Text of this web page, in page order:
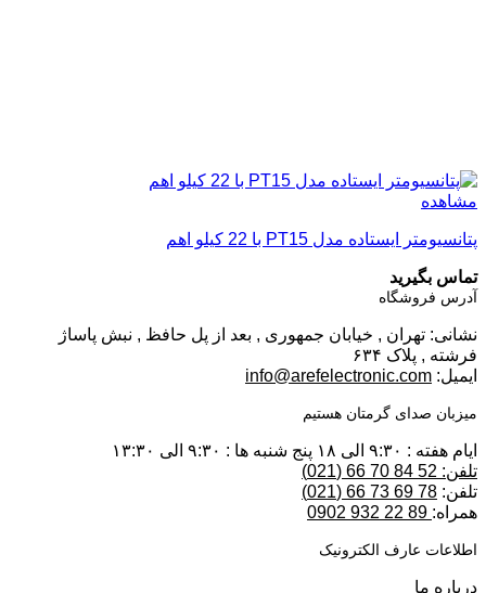
مشاهده
پتانسیومتر ایستاده مدل PT15 با 22 کیلو اهم
تماس بگیرید
آدرس فروشگاه
نشانی: تهران , خیابان جمهوری , بعد از پل حافظ , نبش پاساژ
فرشته , پلاک ۶۳۴
ایمیل: info@arefelectronic.com
میزبان صدای گرمتان هستیم
ایام هفته : ۹:۳۰ الی ۱۸ پنج شنبه ها : ۹:۳۰ الی ۱۳:۳۰
تلفن: 52 84 70 66 (021)
تلفن: 78 69 73 66 (021)
همراه:
اطلاعات عارف الکترونیک
درباره ما